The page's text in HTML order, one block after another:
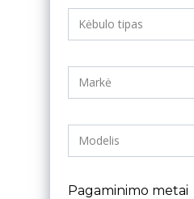
Pagaminimo metai